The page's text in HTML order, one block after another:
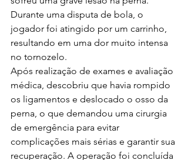
Durante uma disputa de bola, o
jogador foi atingido por um carrinho,
resultando em uma dor muito intensa
no tornozelo.
Após realização de exames e avaliação
médica, descobriu que havia rompido
os ligamentos e deslocado o osso da
perna, o que demandou uma cirurgia
de emergência para evitar
complicações mais sérias e garantir sua
recuperação. A operação foi concluída